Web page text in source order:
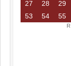
27 28 29
53
54 55